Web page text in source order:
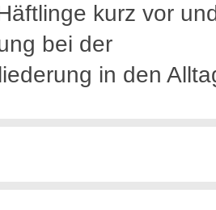
kurz vor
bei der
in den